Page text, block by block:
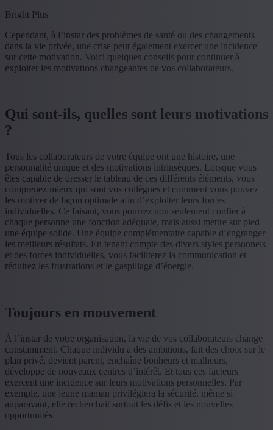
Bright Plus
Cependant, à l’instar des problèmes de santé ou des changements
dans la vie privée, une crise peut également exercer une incidence
sur cette motivation. Voici quelques conseils pour continuer à
exploiter les motivations changeantes de vos collaborateurs.
Qui sont-ils, quelles sont leurs motivations
?
Tous les collaborateurs de votre équipe ont une histoire, une
personnalité unique et des motivations intrinsèques. Lorsque vous
êtes capable de dresser le tableau de ces différents éléments, vous
comprenez mieux qui sont vos collègues et comment vous pouvez
les motiver de façon optimale afin d’exploiter leurs forces
individuelles. Ce faisant, vous pourrez non seulement confier à
chaque personne une fonction adéquate, mais aussi mettre sur pied
une équipe solide. Une équipe complémentaire capable d’engranger
les meilleurs résultats. En tenant compte des divers styles personnels
et des forces individuelles, vous faciliterez la communication et
réduirez les frustrations et le gaspillage d’énergie.
Toujours en mouvement
À l’instar de votre organisation, la vie de vos collaborateurs change
constamment. Chaque individu a des ambitions, fait des choix sur le
plan privé, devient parent, enchaîne bonheurs et malheurs,
développe de nouveaux centres d’intérêt. Et tous ces facteurs
exercent une incidence sur leurs motivations personnelles. Par
exemple, une jeune maman privilégiera la sécurité, même si
auparavant, elle recherchait surtout les défis et les nouvelles
opportunités.